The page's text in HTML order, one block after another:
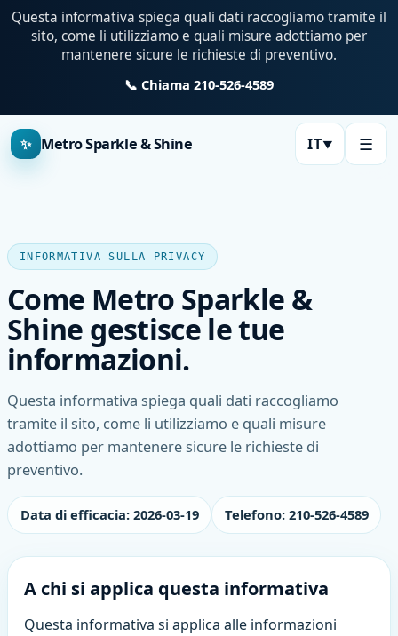
Questa informativa spiega quali dati raccogliamo tramite il
sito, come li utilizziamo e quali misure adottiamo per
mantenere sicure le richieste di preventivo.
📞 Chiama 210-526-4589
✨ Metro Sparkle & Shine IT▼ ☰
INFORMATIVA SULLA PRIVACY
Come Metro Sparkle &
Shine gestisce le tue
informazioni.
Questa informativa spiega quali dati raccogliamo
tramite il sito, come li utilizziamo e quali misure
adottiamo per mantenere sicure le richieste di
preventivo.
Data di efficacia: 2026-03-19 Telefono: 210-526-4589
A chi si applica questa informativa
Questa informativa si applica alle informazioni